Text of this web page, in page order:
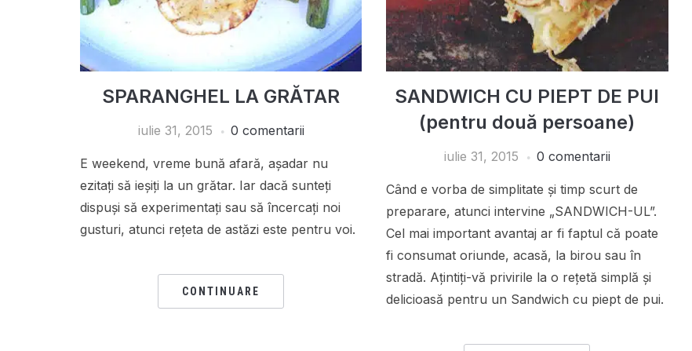
SPARANGHEL LA GRĂTAR
iulie 31, 2015 0 comentarii
E weekend, vreme bună afară, așadar nu
ezitați să ieșiți la un grătar. Iar dacă sunteți
dispuși să experimentați sau să încercați noi
gusturi, atunci rețeta de astăzi este pentru voi.
CONTINUARE
SANDWICH CU PIEPT DE PUI
(pentru două persoane)
iulie 31, 2015 0 comentarii
Când e vorba de simplitate și timp scurt de
preparare, atunci intervine „SANDWICH-UL”.
Cel mai important avantaj ar fi faptul că poate
fi consumat oriunde, acasă, la birou sau în
stradă. Ațintiți-vă privirile la o rețetă simplă și
delicioasă pentru un Sandwich cu piept de pui.